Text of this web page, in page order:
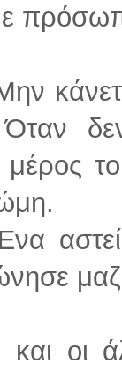
οι